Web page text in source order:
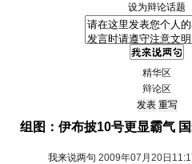
设为辩论话题
精华区
辩论区
组图：伊布披10号更显霸气
我来说两句 2009年07月20日